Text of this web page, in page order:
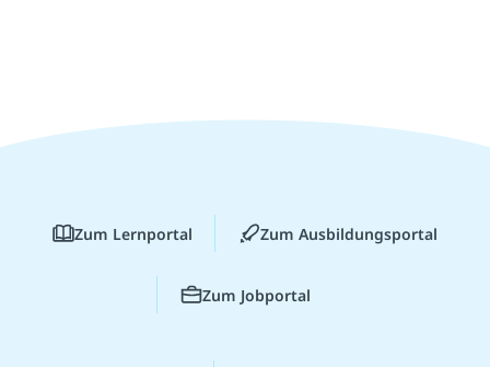
Zum Lernportal Zum Ausbildungsportal
Zum Jobportal